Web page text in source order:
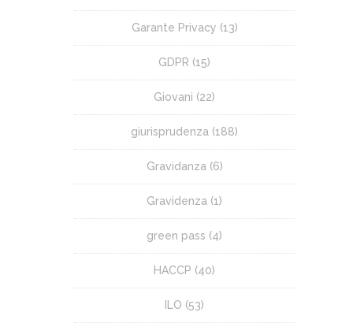
Garante Privacy (13)
GDPR (15)
Giovani (22)
giurisprudenza (188)
Gravidanza (6)
Gravidenza (1)
green pass (4)
HACCP (40)
ILO (53)